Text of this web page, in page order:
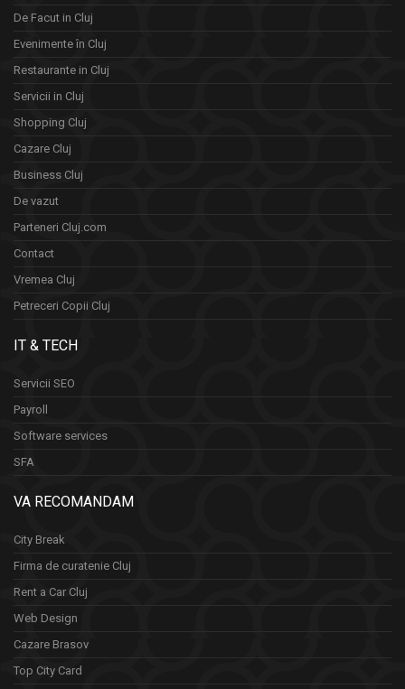
De Facut in Cluj
Evenimente în Cluj
Restaurante in Cluj
Servicii in Cluj
Shopping Cluj
Cazare Cluj
Business Cluj
De vazut
Parteneri Cluj.com
Contact
Vremea Cluj
Petreceri Copii Cluj
IT & TECH
Servicii SEO
Payroll
Software services
SFA
VA RECOMANDAM
City Break
Firma de curatenie Cluj
Rent a Car Cluj
Web Design
Cazare Brasov
Top City Card